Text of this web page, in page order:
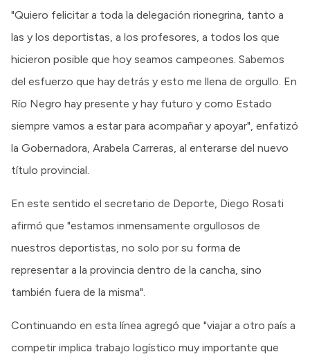
"Quiero felicitar a toda la delegación rionegrina, tanto a
las y los deportistas, a los profesores, a todos los que
hicieron posible que hoy seamos campeones. Sabemos
del esfuerzo que hay detrás y esto me llena de orgullo. En
Río Negro hay presente y hay futuro y como Estado
siempre vamos a estar para acompañar y apoyar", enfatizó
la Gobernadora, Arabela Carreras, al enterarse del nuevo
título provincial.
En este sentido el secretario de Deporte, Diego Rosati
afirmó que "estamos inmensamente orgullosos de
nuestros deportistas, no solo por su forma de
representar a la provincia dentro de la cancha, sino
también fuera de la misma".
Continuando en esta línea agregó que "viajar a otro país a
competir implica trabajo logístico muy importante que